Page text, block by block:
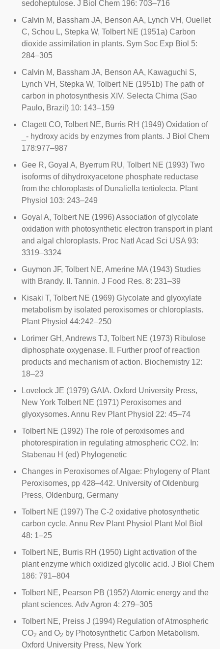
sedoheptulose. J Biol Chem 196: 703–716
Calvin M, Bassham JA, Benson AA, Lynch VH, Ouellet
C, Schou L, Stepka W, Tolbert NE (1951a) Carbon
dioxide assimilation in plants. Sym Soc Exp Biol 5:
284–305
Calvin M, Bassham JA, Benson AA, Kawaguchi S,
Lynch VH, Stepka W, Tolbert NE (1951b) The path of
carbon in photosynthesis XIV. Selecta Chima (Sao
Paulo, Brazil) 10: 143–159
Clagett CO, Tolbert NE, Burris RH (1949) Oxidation of
_- hydroxy acids by enzymes from plants. J Biol Chem
178:977–987
Gee R, Goyal A, Byerrum RU, Tolbert NE (1993) Two
isoforms of dihydroxyacetone phosphate reductase
from the chloroplasts of Dunaliella tertiolecta. Plant
Physiol 103: 243–249
Goyal A, Tolbert NE (1996) Association of glycolate
oxidation with photosynthetic electron transport in plant
and algal chloroplasts. Proc Natl Acad Sci USA 93:
3319–3324
Guymon JF, Tolbert NE, Amerine MA (1943) Studies
with Brandy. II. Tannin. J Food Res. 8: 231–39
Kisaki T, Tolbert NE (1969) Glycolate and glyoxylate
metabolism by isolated peroxisomes or chloroplasts.
Plant Physiol 44:242–250
Lorimer GH, Andrews TJ, Tolbert NE (1973) Ribulose
diphosphate oxygenase. II. Further proof of reaction
products and mechanism of action. Biochemistry 12:
18–23
Lovelock JE (1979) GAIA. Oxford University Press,
New York Tolbert NE (1971) Peroxisomes and
glyoxysomes. Annu Rev Plant Physiol 22: 45–74
Tolbert NE (1992) The role of peroxisomes and
photorespiration in regulating atmospheric CO2. In:
Stabenau H (ed) Phylogenetic
Changes in Peroxisomes of Algae: Phylogeny of Plant
Peroxisomes, pp 428–442. University of Oldenburg
Press, Oldenburg, Germany
Tolbert NE (1997) The C-2 oxidative photosynthetic
carbon cycle. Annu Rev Plant Physiol Plant Mol Biol
48: 1–25
Tolbert NE, Burris RH (1950) Light activation of the
plant enzyme which oxidized glycolic acid. J Biol Chem
186: 791–804
Tolbert NE, Pearson PB (1952) Atomic energy and the
plant sciences. Adv Agron 4: 279–305
Tolbert NE, Preiss J (1994) Regulation of Atmospheric
CO2 and O2 by Photosynthetic Carbon Metabolism.
Oxford University Press, New York